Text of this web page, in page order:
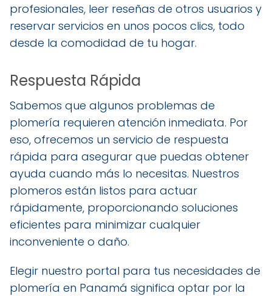
profesionales, leer reseñas de otros usuarios y
reservar servicios en unos pocos clics, todo
desde la comodidad de tu hogar.
Respuesta Rápida
Sabemos que algunos problemas de
plomería requieren atención inmediata. Por
eso, ofrecemos un servicio de respuesta
rápida para asegurar que puedas obtener
ayuda cuando más lo necesitas. Nuestros
plomeros están listos para actuar
rápidamente, proporcionando soluciones
eficientes para minimizar cualquier
inconveniente o daño.
Elegir nuestro portal para tus necesidades de
plomería en Panamá significa optar por la